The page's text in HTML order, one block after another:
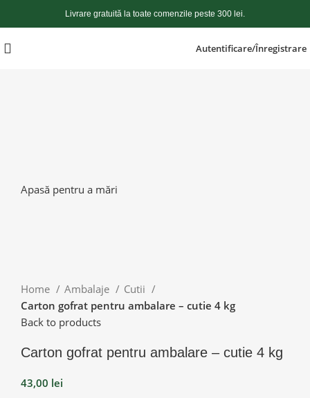
Livrare gratuită la toate comenzile peste 300 lei.
Autentificare/Înregistrare
Apasă pentru a mări
Home Ambalaje
Cutii
Carton gofrat pentru ambalare – cutie 4 kg
Back to products
Carton gofrat pentru ambalare – cutie 4 kg
43,00 lei